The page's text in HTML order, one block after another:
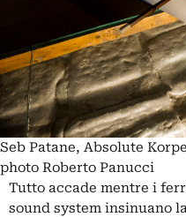
Seb Patane, Absolute
photo Roberto Panucci
Tutto accade mentre i
sound system insinuano